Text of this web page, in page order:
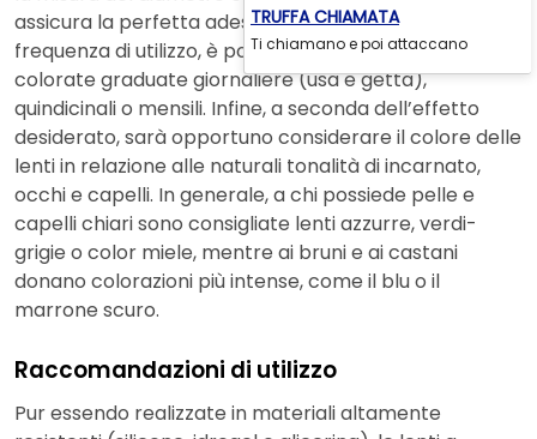
assicura la perfetta adesione alla cornea. In base alla
frequenza di utilizzo, è possibile optare per lenti
colorate graduate giornaliere (usa e getta),
quindicinali o mensili. Infine, a seconda dell’effetto
desiderato, sarà opportuno considerare il colore delle
lenti in relazione alle naturali tonalità di incarnato,
occhi e capelli. In generale, a chi possiede pelle e
capelli chiari sono consigliate lenti azzurre, verdi-
grigie o color miele, mentre ai bruni e ai castani
donano colorazioni più intense, come il blu o il
marrone scuro.
Raccomandazioni di utilizzo
Pur essendo realizzate in materiali altamente
TRUFFA CHIAMATA
Ti chiamano e poi attaccano